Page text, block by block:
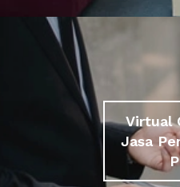
Virtual
Jasa